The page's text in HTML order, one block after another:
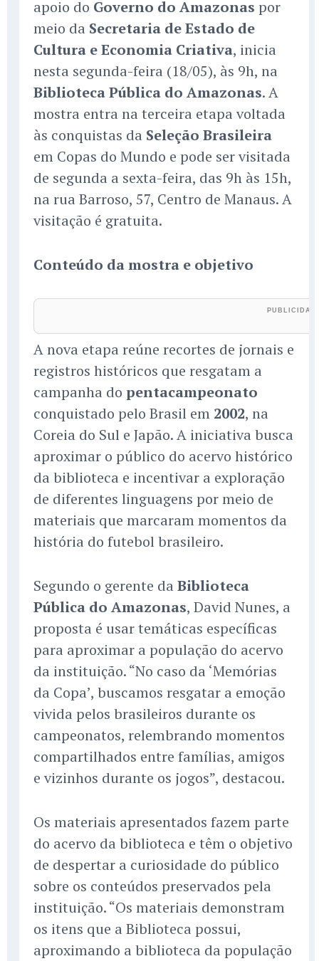
apoio do Governo do Amazonas por
meio da Secretaria de Estado de
Cultura e Economia Criativa, inicia
nesta segunda-feira (18/05), às 9h, na
Biblioteca Pública do Amazonas. A
mostra entra na terceira etapa voltada
às conquistas da Seleção Brasileira
em Copas do Mundo e pode ser visitada
de segunda a sexta-feira, das 9h às 15h,
na rua Barroso, 57, Centro de Manaus. A
visitação é gratuita.
Conteúdo da mostra e objetivo
A nova etapa reúne recortes de jornais e
registros históricos que resgatam a
campanha do pentacampeonato
conquistado pelo Brasil em 2002, na
Coreia do Sul e Japão. A iniciativa busca
aproximar o público do acervo histórico
da biblioteca e incentivar a exploração
de diferentes linguagens por meio de
materiais que marcaram momentos da
história do futebol brasileiro.
Segundo o gerente da Biblioteca
Pública do Amazonas, David Nunes, a
proposta é usar temáticas específicas
para aproximar a população do acervo
da instituição. “No caso da ‘Memórias
da Copa’, buscamos resgatar a emoção
vivida pelos brasileiros durante os
campeonatos, relembrando momentos
compartilhados entre famílias, amigos
e vizinhos durante os jogos”, destacou.
Os materiais apresentados fazem parte
do acervo da biblioteca e têm o objetivo
de despertar a curiosidade do público
sobre os conteúdos preservados pela
instituição. “Os materiais demonstram
os itens que a Biblioteca possui,
aproximando a biblioteca da população